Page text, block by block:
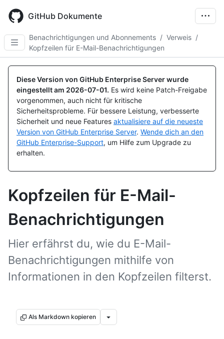
main
content
GitHub Dokumente
Benachrichtigungen und Abonnements / Verweis /
Kopfzeilen für E-Mail-Benachrichtigungen
Diese Version von GitHub Enterprise Server wurde
eingestellt am 2026-07-01. Es wird keine Patch-Freigabe
vorgenommen, auch nicht für kritische
Sicherheitsprobleme. Für bessere Leistung, verbesserte
Sicherheit und neue Features aktualisiere auf die neueste
Version von GitHub Enterprise Server. Wende dich an den
GitHub Enterprise-Support, um Hilfe zum Upgrade zu
erhalten.
Kopfzeilen für E-Mail-
Benachrichtigungen
Hier erfährst du, wie du E-Mail-
Benachrichtigungen mithilfe von
Informationen in den Kopfzeilen filterst.
Als Markdown kopieren